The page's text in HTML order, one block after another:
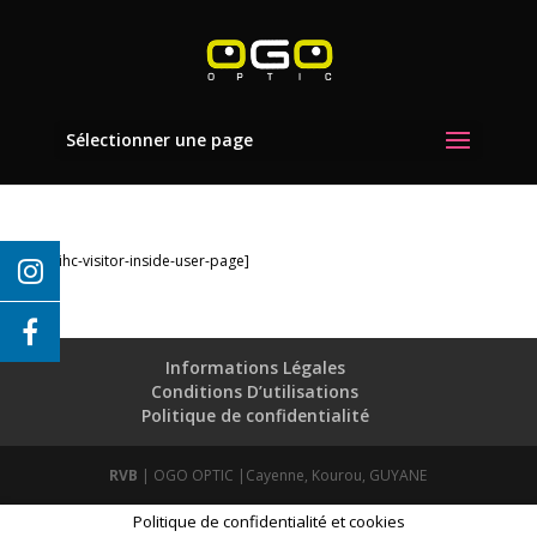
Sélectionner une page
[ihc-visitor-inside-user-page]
Informations Légales
Conditions D’utilisations
Politique de confidentialité
RVB | OGO OPTIC |Cayenne, Kourou, GUYANE
Politique de confidentialité et cookies